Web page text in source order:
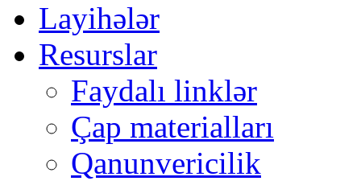
Layihələr
Resurslar
Faydalı linklər
Çap materialları
Qanunvericilik